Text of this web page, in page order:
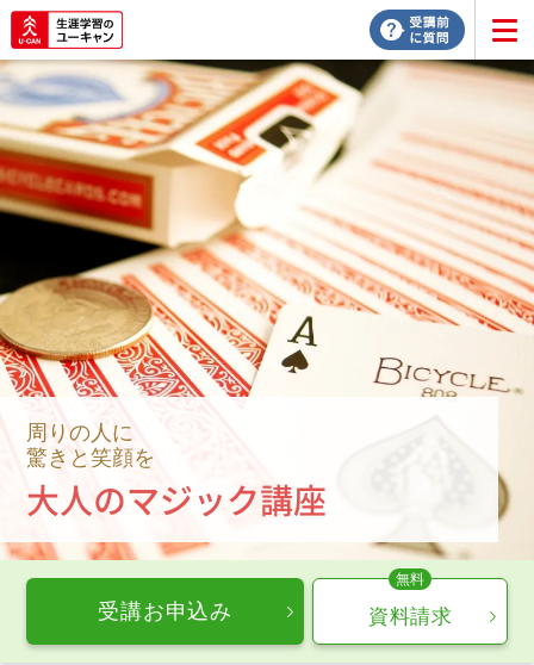
周りの人に
驚きと笑顔を
大人のマジック講座
受講お申込み 資料請求